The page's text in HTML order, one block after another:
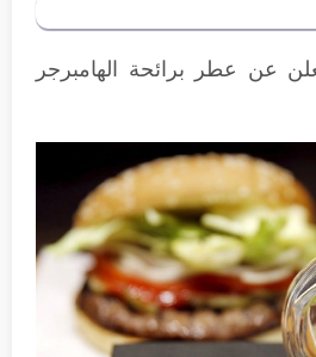
عن عطر برائحة الهامبرجر